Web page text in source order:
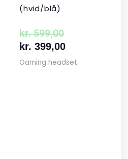
(hvid/blå)
kr.599,00
kr. 399,00
Gaming headset